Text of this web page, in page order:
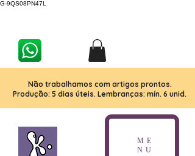
G-9QS08PN47L
Não trabalhamos com artigos prontos.
Produção: 5 dias úteis. Lembranças: mín. 6 unid.
ME
NU